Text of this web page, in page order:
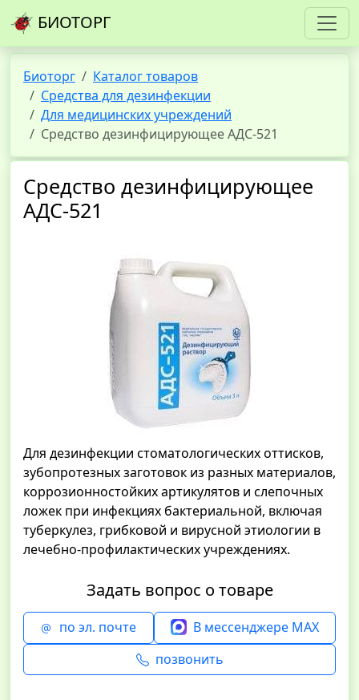
БИОТОРГ
Биоторг
Каталог товаров
Средства для дезинфекции
Для медицинских учреждений
Средство дезинфицирующее АДС-521
Средство дезинфицирующее
АДС-521
Для дезинфекции стоматологических оттисков,
зубопротезных заготовок из разных материалов,
коррозионностойких артикулятов и слепочных
ложек при инфекциях бактериальной, включая
туберкулез, грибковой и вирусной этиологии в
лечебно-профилактических учреждениях.
Задать вопрос о товаре
по эл. почте
В мессенджере MAX
позвонить